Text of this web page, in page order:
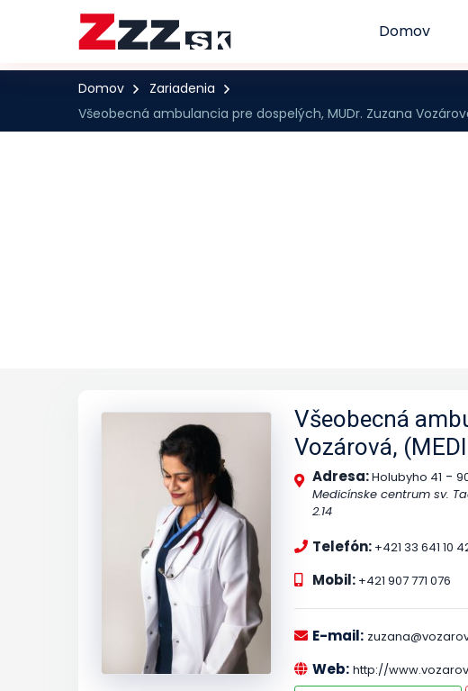
Domov
Domov
Zariadenia
Všeobecná ambulancia pre dospelých, MUDr. Zuzana
Všeobecná
Vozárová,
Adresa:Holubyho 41 -
Medicínske centrum sv.
2.14
Telefón: +421 33 641 10
Mobil: +421 907 771 076
E-mail:
Web: http://